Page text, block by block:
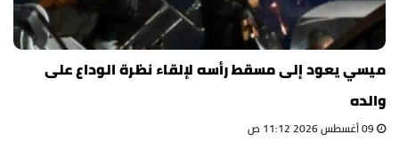
ميسي يعود إلى مسقط رأسه لإلقاء نظرة الوداع على
والده